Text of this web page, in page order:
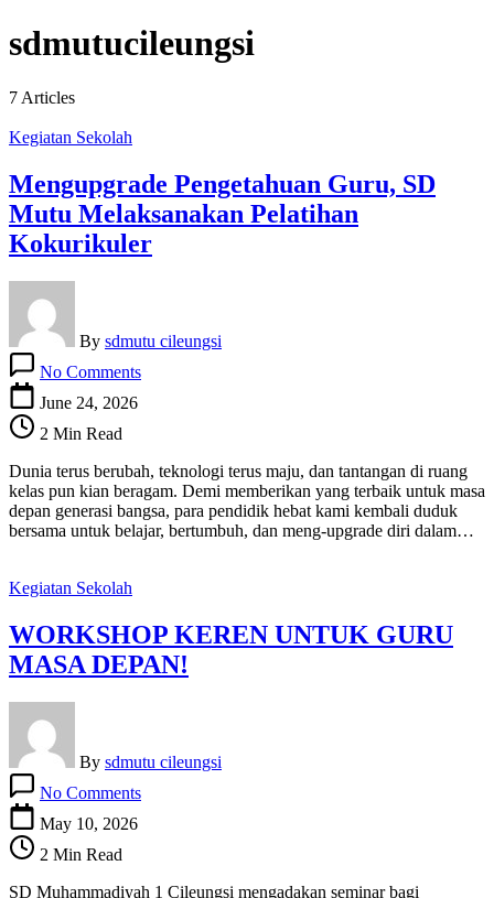
sdmutucileungsi
7 Articles
Kegiatan Sekolah
Mengupgrade Pengetahuan Guru, SD
Mutu Melaksanakan Pelatihan
Kokurikuler
By sdmutu cileungsi
No CommentsMengupgrade
Melaksanakan
Pelatihan
Kokurikuler
June 24, 2026
2 Min Read
Dunia terus berubah, teknologi terus maju, dan tantangan di ruang
kelas pun kian beragam. Demi memberikan yang terbaik untuk masa
depan generasi bangsa, para pendidik hebat kami kembali duduk
bersama untuk belajar, bertumbuh, dan meng-upgrade diri dalam…
Kegiatan Sekolah
WORKSHOP KEREN UNTUK GURU
MASA DEPAN!
By sdmutu cileungsi
No CommentsWORKSHOP
May 10, 2026
2 Min Read
SD Muhammadiyah 1 Cileungsi mengadakan seminar bagi